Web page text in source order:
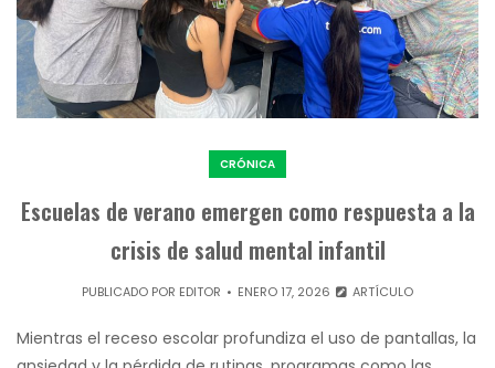
CRÓNICA
Escuelas de verano emergen como respuesta a la
crisis de salud mental infantil
PUBLICADO POR EDITOR ENERO 17, 2026 ARTÍCULO
Mientras el receso escolar profundiza el uso de pantallas, la